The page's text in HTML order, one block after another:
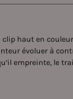
clip haut en
évoluer à
empreinte, le